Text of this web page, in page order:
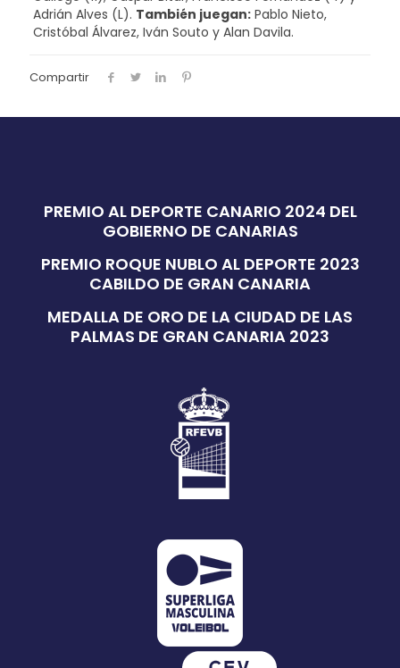
Adrián Alves (L). También juegan:Pablo Nieto,
Cristóbal Álvarez, Iván Souto y Alan Davila.
Compartir
PREMIO AL DEPORTE CANARIO 2024 DEL
GOBIERNO DE CANARIAS
PREMIO ROQUE NUBLO AL DEPORTE 2023
CABILDO DE GRAN CANARIA
MEDALLA DE ORO DE LA CIUDAD DE LAS
PALMAS DE GRAN CANARIA 2023